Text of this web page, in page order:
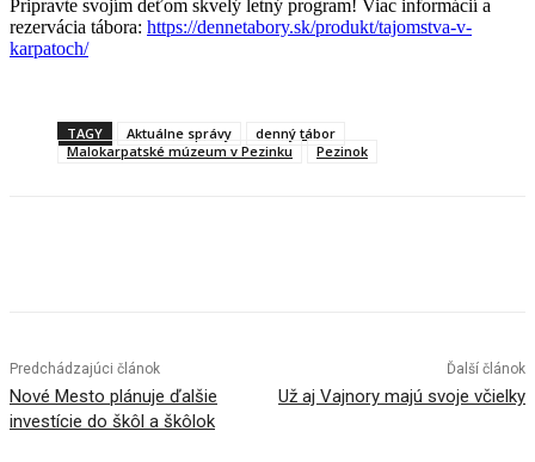
Pripravte svojím deťom skvelý letný program! Viac informácií a
rezervácia tábora: https://dennetabory.sk/produkt/tajomstva-v-
karpatoch/
TAGY Aktuálne správy
denný tábor
Malokarpatské múzeum v Pezinku
Pezinok
Predchádzajúci článok
Nové Mesto plánuje ďalšie
investície do škôl a škôlok
Ďalší článok
Už aj Vajnory majú svoje včielky